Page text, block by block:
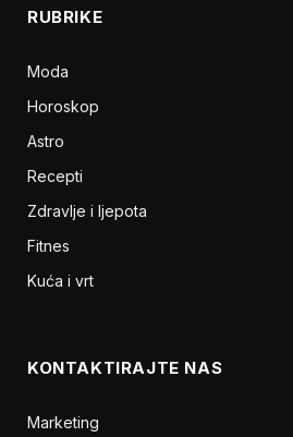
RUBRIKE
Moda
Horoskop
Astro
Recepti
Zdravlje i ljepota
Fitnes
Kuća i vrt
KONTAKTIRAJTE NAS
Marketing